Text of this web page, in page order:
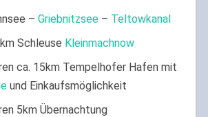
– Griebnitzsee– Teltowkanal
Schleuse Kleinmachnow
ca. 15km Tempelhofer Hafen mit
und Einkaufsmöglichkeit
5km Übernachtung